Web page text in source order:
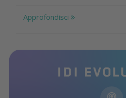
Approfondisci